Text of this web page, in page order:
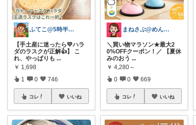
ふてこ@5時半頃ｺﾚ/京都のｲｲもの🍵
【手土産に迷ったら💛ハラ
ダのラスクが正解👍】 こ
れ、やっぱりも ...
￥ 1,698
1 0 746
コレ いいね
まねさぶ@めんどくさい→快適
＼買い物マラソン★最大2
0%OFFクーポン！／ 【夏休
みのおう ...
￥ 4,280～
0 0 669
コレ いいね